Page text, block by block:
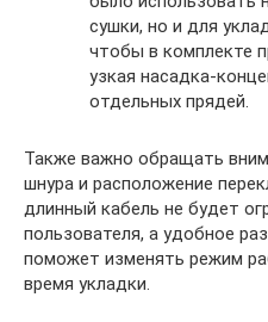
сушки, но и для
чтобы в комплекте
узкая насадка-
отдельных прядей.
Также важно обращать
шнура и расположение
длинный кабель не будет
пользователя, а удобное
поможет изменять режим
время укладки.